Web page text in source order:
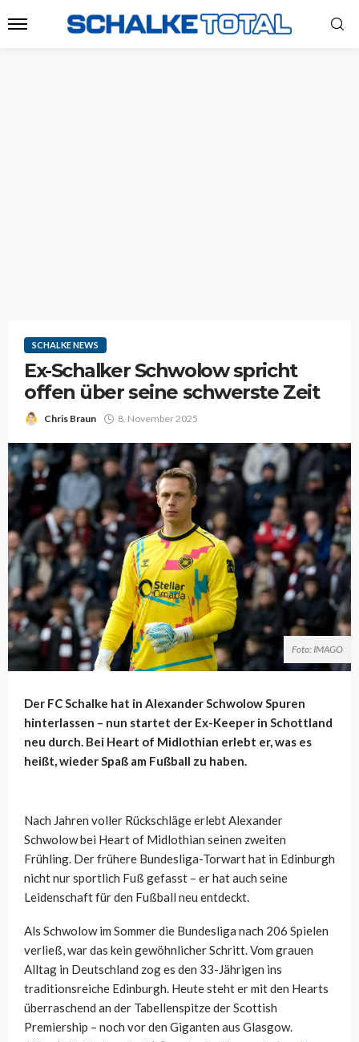
SCHALKE NEWS
Ex-Schalker Schwolow spricht
offen über seine schwerste Zeit
Chris Braun 8. November 2025
Foto: IMAGO
Der FC Schalke hat in Alexander Schwolow Spuren
hinterlassen – nun startet der Ex-Keeper in Schottland
neu durch. Bei Heart of Midlothian erlebt er, was es
heißt, wieder Spaß am Fußball zu haben.
Nach Jahren voller Rückschläge erlebt Alexander
Schwolow bei Heart of Midlothian seinen zweiten
Frühling. Der frühere Bundesliga-Torwart hat in Edinburgh
nicht nur sportlich Fuß gefasst – er hat auch seine
Leidenschaft für den Fußball neu entdeckt.
Als Schwolow im Sommer die Bundesliga nach 206 Spielen
verließ, war das kein gewöhnlicher Schritt. Vom grauen
Alltag in Deutschland zog es den 33-Jährigen ins
traditionsreiche Edinburgh. Heute steht er mit den Hearts
überraschend an der Tabellenspitze der Scottish
Premiership – noch vor den Giganten aus Glasgow.